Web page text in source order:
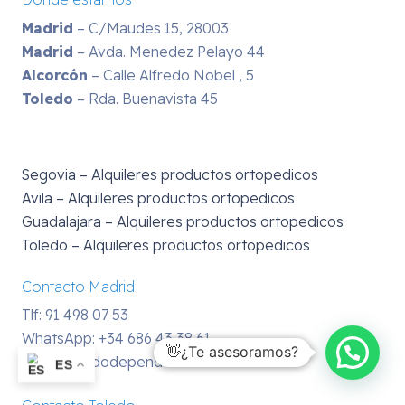
Madrid – C/Maudes 15, 28003
Madrid – Avda. Menedez Pelayo 44
Alcorcón – Calle Alfredo Nobel , 5
Toledo – Rda. Buenavista 45
Segovia – Alquileres productos ortopedicos
Avila – Alquileres productos ortopedicos
Guadalajara – Alquileres productos ortopedicos
Toledo – Alquileres productos ortopedicos
Contacto Madrid
Tlf: 91 498 07 53
WhatsApp: +34 686 43 38 61
info@mundodependencia.com
ES
👋¿Te asesoramos?